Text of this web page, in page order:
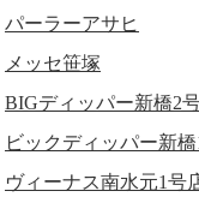
パーラーアサヒ
メッセ笹塚
BIGディッパー新橋2
ビックディッパー新
ヴィーナス南水元1号